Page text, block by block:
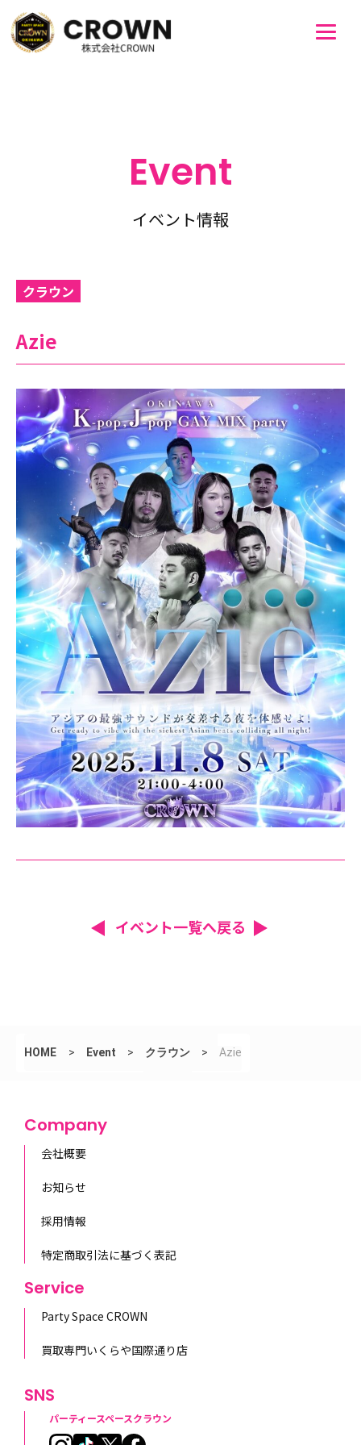
Event
イベント情報
クラウン
Azie
イベント一覧へ戻る
HOME > Event > クラウン > Azie
Company
会社概要
お知らせ
採用情報
特定商取引法に基づく表記
Service
Party Space CROWN
買取専門いくらや国際通り店
SNS
パーティースペースクラウン